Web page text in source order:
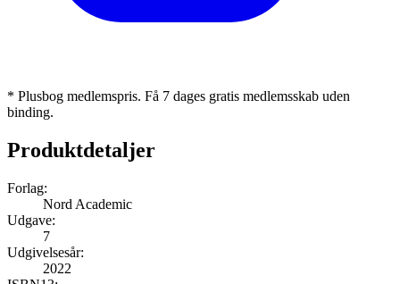
* Plusbog medlemspris. Få 7 dages gratis medlemsskab uden
binding.
Produktdetaljer
Forlag:
Nord Academic
Udgave:
7
Udgivelsesår:
2022